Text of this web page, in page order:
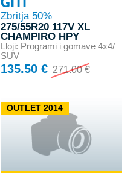
Zbritja 50%
275/55R20 117V XL
CHAMPIRO HPY
Lloji: Programi i gomave 4x4/
SUV
135.50 € 271.00 €
OUTLET 2014